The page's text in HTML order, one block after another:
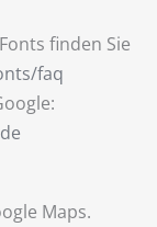
finden Sie
faq
Maps.